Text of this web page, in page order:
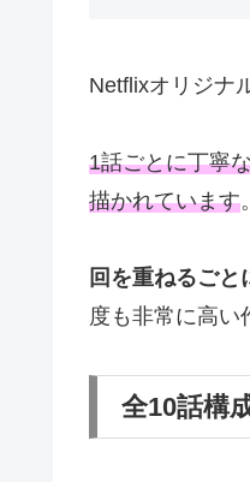
Netflixオリジナ
1話ごとに丁寧
描かれています。
回を重ねるごと
度も非常に高い
全10話構